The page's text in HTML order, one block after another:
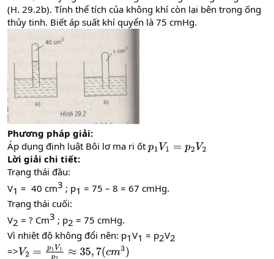
(H. 29.2b). Tính thể tích của không khí còn lại bên trong ống
thủy tinh. Biết áp suất khí quyển là 75 cmHg.
Phương pháp giải:
Áp dụng định luật Bôi lơ ma ri ốt p1 V1 =p 2V2
Lời giải chi tiết:
Trạng thái đầu:
V1​ = 40 cm3​ ; p1​ = 75 – 8 = 67 cmHg.
Trạng thái cuối:
V2​ = ? Cm3​ ; p2​ = 75 cmHg.
Vì nhiệt độ không đổi nên: p1​V1​ = p2​V2​
=>V2 =p1 V1p2 ≈35,7( cm3)